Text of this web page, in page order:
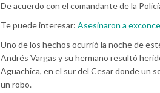
De acuerdo con el comandante de la
Te puede interesar: Asesinaron a
Uno de los hechos ocurrió la noche de
Andrés Vargas y su hermano resultó
Aguachica, en el sur del Cesar donde un
un robo.